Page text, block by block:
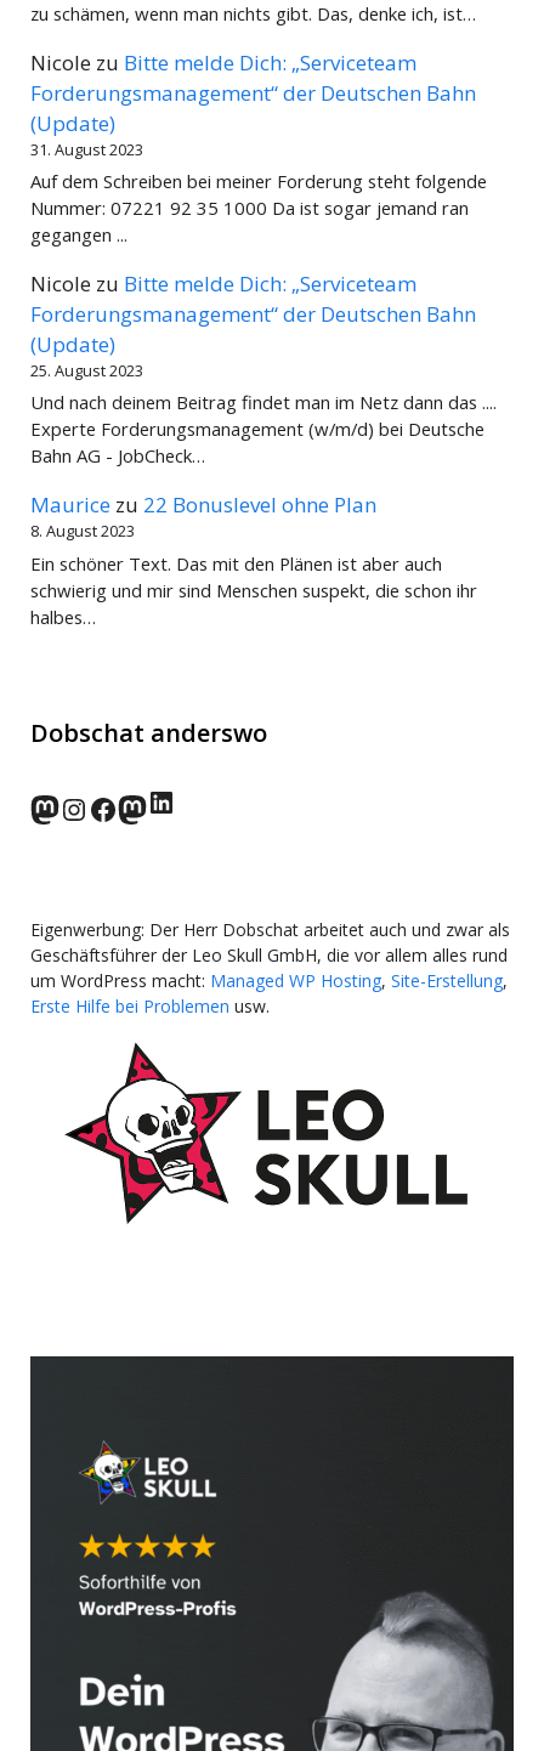
zu schämen, wenn man nichts gibt. Das, denke ich, ist…
Nicole zu Bitte melde Dich: „Serviceteam
Forderungsmanagement“ der Deutschen Bahn
(Update)
31. August 2023
Auf dem Schreiben bei meiner Forderung steht folgende
Nummer: 07221 92 35 1000 Da ist sogar jemand ran
gegangen ...
Nicole zu Bitte melde Dich: „Serviceteam
Forderungsmanagement“ der Deutschen Bahn
(Update)
25. August 2023
Und nach deinem Beitrag findet man im Netz dann das ....
Experte Forderungsmanagement (w/m/d) bei Deutsche
Bahn AG - JobCheck…
Maurice zu 22 Bonuslevel ohne Plan
8. August 2023
Ein schöner Text. Das mit den Plänen ist aber auch
schwierig und mir sind Menschen suspekt, die schon ihr
halbes…
Dobschat anderswo
norden.social
Instagram
Facebook
wp-punks.social
LinkedIn
Eigenwerbung: Der Herr Dobschat arbeitet auch und zwar als
Geschäftsführer der Leo Skull GmbH, die vor allem alles rund
um WordPress macht: Managed WP Hosting, Site-Erstellung,
Erste Hilfe bei Problemen usw.